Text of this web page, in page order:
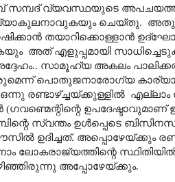
സമ്പദ് വ്യവസ്ഥയുടെ
വ്യാകുലനാവുകയും ചെയ്തു.
തയാറിക്കൊള്ളാൻ
അത് എളുപ്പമായി
സാമൂഹ്യ അകലം
പൊതുജനാരോഗ്യ
ഒന്നു രണ്ടാഴ്ച്ചയ്ക്കുള്ളിൽ എല്ലാം
ഉപദേഷ്ടാവുമാണ്
സ്വന്തം ഉൾപ്പെടെ
ഉദിച്ചത്. അപ്പൊഴേയ്ക്കും
ലോകരാജ്യത്തിന്റെ
അപ്പോഴേയ്ക്കും.